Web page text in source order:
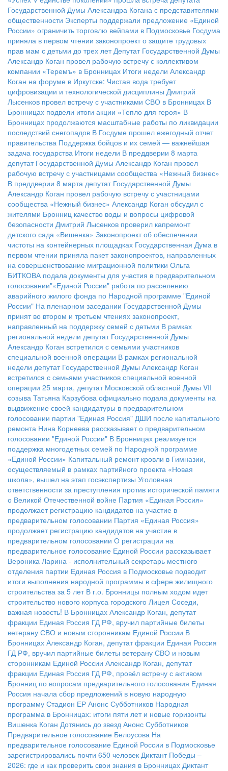
Государственной Думы Александра Когана с представителями
общественности Эксперты поддержали предложение «Единой
России» ограничить торговлю вейпами в Подмосковье Госдума
приняла в первом чтении законопроект о защите трудовых
прав мам с детьми до трех лет Депутат Государственной Думы
Александр Коган провел рабочую встречу с коллективом
компании «Теремъ» в Бронницах Итоги недели Александр
Коган на форуме в Иркутске: Чистая вода требует
цифровизации и технологической дисциплины Дмитрий
Лысенков провел встречу с участниками СВО в Бронницах В
Бронницах подвели итоги акции «Тепло для героя» В
Бронницах продолжаются масштабные работы по ликвидации
последствий снегопадов В Госдуме прошел ежегодный отчет
правительства Поддержка бойцов и их семей — важнейшая
задача государства Итоги недели В преддверии 8 марта
депутат Государственной Думы Александр Коган провел
рабочую встречу с участницами сообщества «Нежный бизнес»
В преддверии 8 марта депутат Государственной Думы
Александр Коган провел рабочую встречу с участницами
сообщества «Нежный бизнес» Александр Коган обсудил с
жителями Бронниц качество воды и вопросы цифровой
безопасности Дмитрий Лысенков проверил капремонт
детского сада «Вишенка» Законопроект об обеспечении
чистоты на контейнерных площадках Государственная Дума в
первом чтении приняла пакет законопроектов, направленных
на совершенствование миграционной политики Ольга
БИТКОВА подала документы для участия в предварительном
голосовании"«Единой России" работа по расселению
аварийного жилого фонда по Народной программе "Единой
России" На пленарном заседании Государственной Думы
принят во втором и третьем чтениях законопроект,
направленный на поддержку семей с детьми В рамках
региональной недели депутат Государственной Думы
Александр Коган встретился с семьями участников
специальной военной операции В рамках региональной
недели депутат Государственной Думы Александр Коган
встретился с семьями участников специальной военной
операции 25 марта, депутат Московской областной Думы VII
созыва Татьяна Карзубова официально подала документы на
выдвижение своей кандидатуры в предварительном
голосовании партии "Единая Россия" ДШИ после капитального
ремонта Нина Корнеева рассказывает о предварительном
голосовании "Единой России" В Бронницах реализуется
поддержка многодетных семей по Народной программе
«Единой России» Капитальный ремонт кровли в Гимназии,
осуществляемый в рамках партийного проекта «Новая
школа», вышел на этап госэкспертизы Уголовная
ответственности за преступления против исторической памяти
о Великой Отечественной войне Партия «Единая Россия»
продолжает регистрацию кандидатов на участие в
предварительном голосовании Партия «Единая Россия»
продолжает регистрацию кандидатов на участие в
предварительном голосовании О регистрации на
предварительное голосование Единой России рассказывает
Вероника Ларина - исполнительный секретарь местного
отделения партии Единая Россия в Подмосковье подводит
итоги выполнения народной программы в сфере жилищного
строительства за 5 лет В г.о. Бронницы полным ходом идет
строительство нового корпуса городского Лицея Соседи,
важная новость! В Бронницах Александр Коган, депутат
фракции Единая Россия ГД РФ, вручил партийные билеты
ветерану СВО и новым сторонникам Единой России В
Бронницах Александр Коган, депутат фракции Единая Россия
ГД РФ, вручил партийные билеты ветерану СВО и новым
сторонникам Единой России Александр Коган, депутат
фракции Единая Россия ГД РФ, провёл встречу с активом
Бронниц по вопросам предварительного голосования Единая
Россия начала сбор предложений в новую народную
программу Стадион ЕР Анонс Субботников Народная
программа в Бронницах: итоги пяти лет и новые горизонты
Вишенка Коган Дотянись до звезд Анонс Субботников
Предварительное голосование Белоусова На
предварительное голосование Единой России в Подмосковье
зарегистрировались почти 650 человек Диктант Победы –
2026: где и как проверить свои знания в Бронницах Диктант